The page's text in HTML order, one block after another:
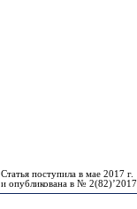
Статья поступила в мае 2017 г.
и опубликована в №